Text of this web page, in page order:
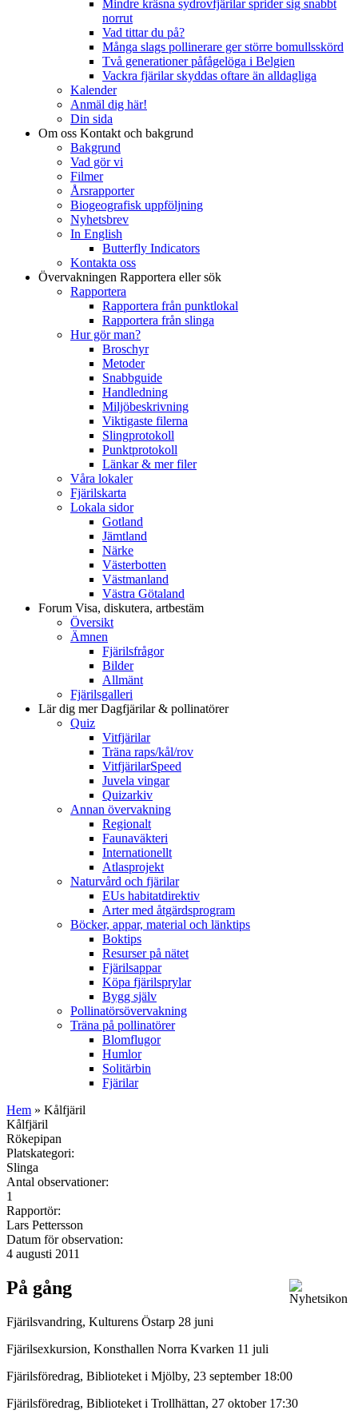
Mindre kräsna sydrovfjärilar sprider sig snabbt
norrut
Vad tittar du på?
Många slags pollinerare ger större bomullsskörd
Två generationer påfågelöga i Belgien
Vackra fjärilar skyddas oftare än alldagliga
Kalender
Anmäl dig här!
Din sida
Om oss Kontakt och bakgrund
Bakgrund
Vad gör vi
Filmer
Årsrapporter
Biogeografisk uppföljning
Nyhetsbrev
In English
Butterfly Indicators
Kontakta oss
Övervakningen Rapportera eller sök
Rapportera
Rapportera från punktlokal
Rapportera från slinga
Hur gör man?
Broschyr
Metoder
Snabbguide
Handledning
Miljöbeskrivning
Viktigaste filerna
Slingprotokoll
Punktprotokoll
Länkar & mer filer
Våra lokaler
Fjärilskarta
Lokala sidor
Gotland
Jämtland
Närke
Västerbotten
Västmanland
Västra Götaland
Forum Visa, diskutera, artbestäm
Översikt
Ämnen
Fjärilsfrågor
Bilder
Allmänt
Fjärilsgalleri
Lär dig merDagfjärilar & pollinatörer
Quiz
Vitfjärilar
Träna raps/kål/rov
VitfjärilarSpeed
Juvela vingar
Quizarkiv
Annan övervakning
Regionalt
Faunaväkteri
Internationellt
Atlasprojekt
Naturvård och fjärilar
EUs habitatdirektiv
Arter med åtgärdsprogram
Böcker, appar, material och länktips
Boktips
Resurser på nätet
Fjärilsappar
Köpa fjärilsprylar
Bygg själv
Pollinatörsövervakning
Träna på pollinatörer
Blomflugor
Humlor
Solitärbin
Fjärilar
Hem » Kålfjäril
Kålfjäril
Rökepipan
Platskategori:
Slinga
Antal observationer:
1
Rapportör:
Lars Pettersson
Datum för observation:
4 augusti 2011
På gång
Fjärilsvandring, Kulturens Östarp 28 juni
Fjärilsexkursion, Konsthallen Norra Kvarken 11 juli
Fjärilsföredrag, Biblioteket i Mjölby, 23 september 18:00
Fjärilsföredrag, Biblioteket i Trollhättan, 27 oktober 17:30